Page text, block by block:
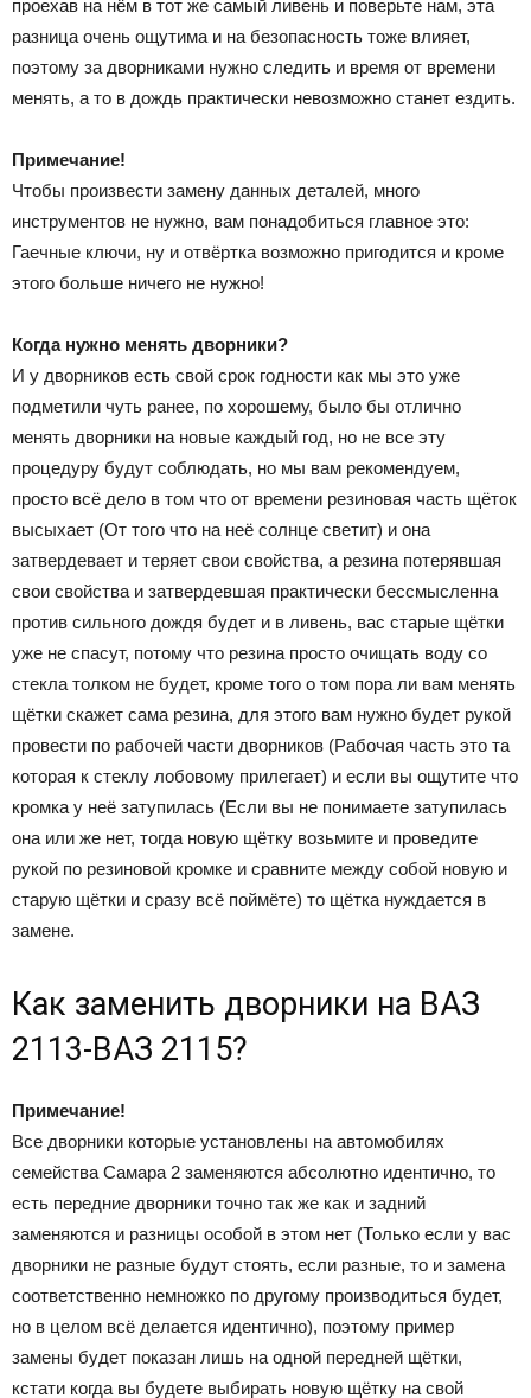
проехав на нём в тот же самый ливень и поверьте нам, эта
разница очень ощутима и на безопасность тоже влияет,
поэтому за дворниками нужно следить и время от времени
менять, а то в дождь практически невозможно станет ездить.
Примечание!
Чтобы произвести замену данных деталей, много
инструментов не нужно, вам понадобиться главное это:
Гаечные ключи, ну и отвёртка возможно пригодится и кроме
этого больше ничего не нужно!
Когда нужно менять дворники?
И у дворников есть свой срок годности как мы это уже
подметили чуть ранее, по хорошему, было бы отлично
менять дворники на новые каждый год, но не все эту
процедуру будут соблюдать, но мы вам рекомендуем,
просто всё дело в том что от времени резиновая часть щёток
высыхает (От того что на неё солнце светит) и она
затвердевает и теряет свои свойства, а резина потерявшая
свои свойства и затвердевшая практически бессмысленна
против сильного дождя будет и в ливень, вас старые щётки
уже не спасут, потому что резина просто очищать воду со
стекла толком не будет, кроме того о том пора ли вам менять
щётки скажет сама резина, для этого вам нужно будет рукой
провести по рабочей части дворников (Рабочая часть это та
которая к стеклу лобовому прилегает) и если вы ощутите что
кромка у неё затупилась (Если вы не понимаете затупилась
она или же нет, тогда новую щётку возьмите и проведите
рукой по резиновой кромке и сравните между собой новую и
старую щётки и сразу всё поймёте) то щётка нуждается в
замене.
Как заменить дворники на ВАЗ
2113-ВАЗ 2115?
Примечание!
Все дворники которые установлены на автомобилях
семейства Самара 2 заменяются абсолютно идентично, то
есть передние дворники точно так же как и задний
заменяются и разницы особой в этом нет (Только если у вас
дворники не разные будут стоять, если разные, то и замена
соответственно немножко по другому производиться будет,
но в целом всё делается идентично), поэтому пример
замены будет показан лишь на одной передней щётки,
кстати когда вы будете выбирать новую щётку на свой